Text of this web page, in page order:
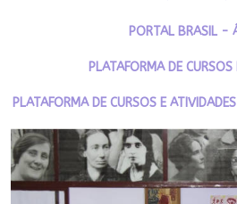
PORTAL BRASIL -
PLATAFORMA DE
PLATAFORMA DE CURSOS E